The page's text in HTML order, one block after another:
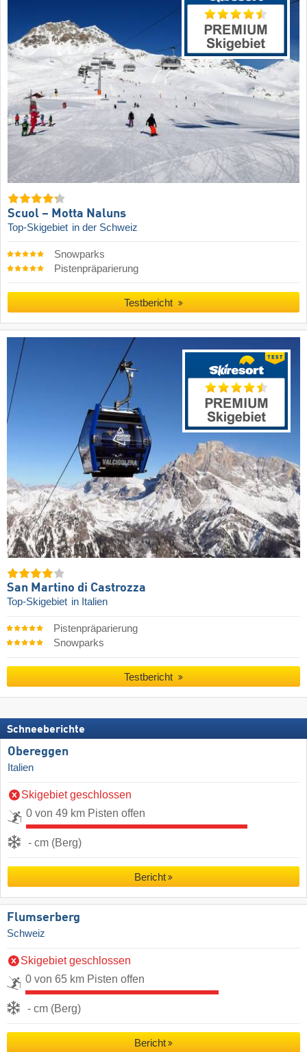
Scuol – Motta Naluns
Top-Skigebiet in der Schweiz
Snowparks
Pistenpräparierung
Testbericht
San Martino di Castrozza
Top-Skigebiet in Italien
Pistenpräparierung
Snowparks
Testbericht
Schneeberichte
Obereggen
Italien
Skigebiet geschlossen
0 von 49 km Pisten offen
- cm (Berg)
Bericht
Flumserberg
Schweiz
Skigebiet geschlossen
0 von 65 km Pisten offen
- cm (Berg)
Bericht